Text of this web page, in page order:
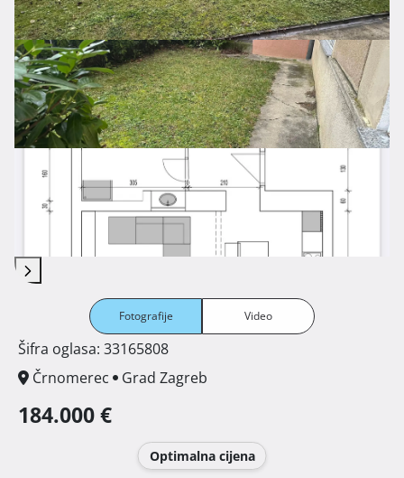
Fotografije Video
Šifra oglasa: 33165808
Črnomerec
Grad Zagreb
184.000 €
Optimalna cijena